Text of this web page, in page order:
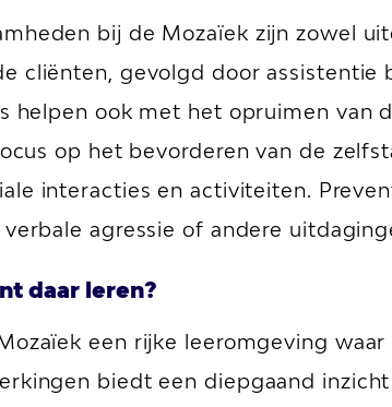
bij de Mozaïek zijn zowel
cliënten, gevolgd door assistentie
helpen ook met het opruimen van
op het bevorderen van de
interacties en activiteiten.
agressie of andere
daar leren?
een rijke leeromgeving
biedt een diepgaand